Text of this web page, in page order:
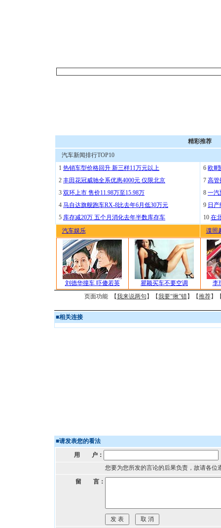
精彩推荐
汽车新闻排行TOP10
1 热销车型价格回升 新三样11万元以上
2 丰田花冠威驰全系优惠4000元 仅限北京
3 双环上市 售价11.98万至15.98万
4 马自达旗舰跑车RX-8比去年6月低30万元
5 库存减20万 五个月消化去年半数库存车
6 欧Ⅲ
7 高管
8 一汽
9 日
10 在
汽车娱乐
谍照
刘德华撞车 吓傻若英 瞿颖买车不要空调
李
页面功能 【我来说两句 】【我要“揪”错】【推荐】
■相关连接
■请发表您的看法
用 户：
您要为您所发的言论的后果负责，故请各位
留 言：